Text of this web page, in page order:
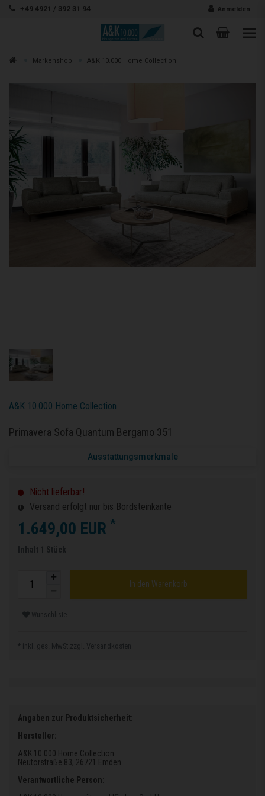
Zum Inhalt springen
+49 4921 / 392 31 94 Anmelden
Suche
Zur Markenshop A&K 10.000 Home Collection
A&K 10.000 Home Collection
Primavera Sofa Quantum Bergamo 351
Ausstattungsmerkmale
Nicht lieferbar!
Versand erfolgt nur bis Bordsteinkante
1.649,00 EUR *
Inhalt 1 Stück
In den Warenkorb
Wunschliste
* inkl. ges. MwSt.zzgl. Versandkosten
Angaben zur Produktsicherheit:
Hersteller:
A&K 10.000 Home Collection
Neutorstraße 83, 26721 Emden
Verantwortliche Person: